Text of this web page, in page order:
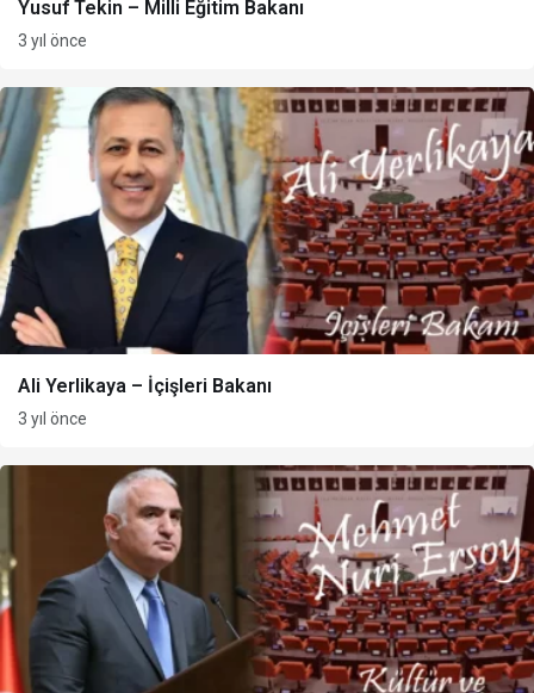
Yusuf Tekin – Milli Eğitim Bakanı
3 yıl önce
Ali Yerlikaya – İçişleri Bakanı
3 yıl önce